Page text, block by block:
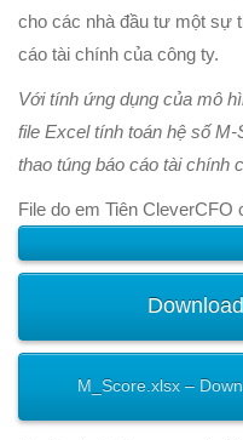
cho các nhà đầu tư một sự
cáo tài chính của công ty.
Với tính ứng dụng của mô
file Excel tính toán hệ số
thao túng báo cáo tài chính
File do em Tiên CleverCFO
M_Score.xlsx –